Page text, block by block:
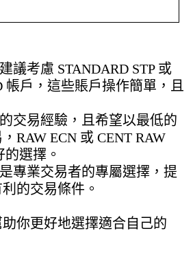
議考慮 STANDARD STP 或
帳戶，這些賬戶操作簡單，且
交易經驗，且希望以最低的
RAW ECN 或 CENT RAW
選擇。
專業交易者的專屬選擇，提
的交易條件。
你更好地選擇適合自己的